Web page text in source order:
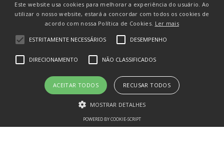
Siga-nos nas Redes
Este website usa cookies para melhorar a experiência do usuário. Ao
utilizar o nosso website, estará a concordar com todos os cookies de
acordo com nossa Política de Cookies. Ler mais
ESTRITAMENTE NECESSÁRIOS DESEMPENHO
DIRECIONAMENTO NÃO CLASSIFICADOS
ACEITAR TODOS RECUSAR TODOS
MOSTRAR DETALHES
POWERED BY COOKIE-SCRIPT